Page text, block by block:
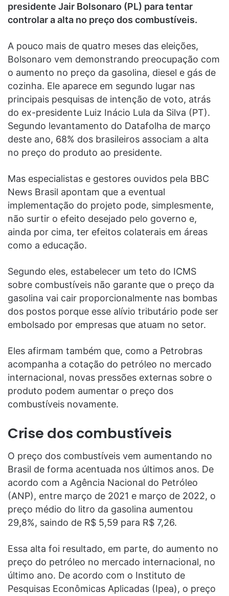
presidente Jair Bolsonaro (PL) para tentar
controlar a alta no preço dos combustíveis.
A pouco mais de quatro meses das eleições,
Bolsonaro vem demonstrando preocupação com
o aumento no preço da gasolina, diesel e gás de
cozinha. Ele aparece em segundo lugar nas
principais pesquisas de intenção de voto, atrás
do ex-presidente Luiz Inácio Lula da Silva (PT).
Segundo levantamento do Datafolha de março
deste ano, 68% dos brasileiros associam a alta
no preço do produto ao presidente.
Mas especialistas e gestores ouvidos pela BBC
News Brasil apontam que a eventual
implementação do projeto pode, simplesmente,
não surtir o efeito desejado pelo governo e,
ainda por cima, ter efeitos colaterais em áreas
como a educação.
Segundo eles, estabelecer um teto do ICMS
sobre combustíveis não garante que o preço da
gasolina vai cair proporcionalmente nas bombas
dos postos porque esse alívio tributário pode ser
embolsado por empresas que atuam no setor.
Eles afirmam também que, como a Petrobras
acompanha a cotação do petróleo no mercado
internacional, novas pressões externas sobre o
produto podem aumentar o preço dos
combustíveis novamente.
Crise dos combustíveis
O preço dos combustíveis vem aumentando no
Brasil de forma acentuada nos últimos anos. De
acordo com a Agência Nacional do Petróleo
(ANP), entre março de 2021 e março de 2022, o
preço médio do litro da gasolina aumentou
29,8%, saindo de R$ 5,59 para R$ 7,26.
Essa alta foi resultado, em parte, do aumento no
preço do petróleo no mercado internacional, no
último ano. De acordo com o Instituto de
Pesquisas Econômicas Aplicadas (Ipea), o preço